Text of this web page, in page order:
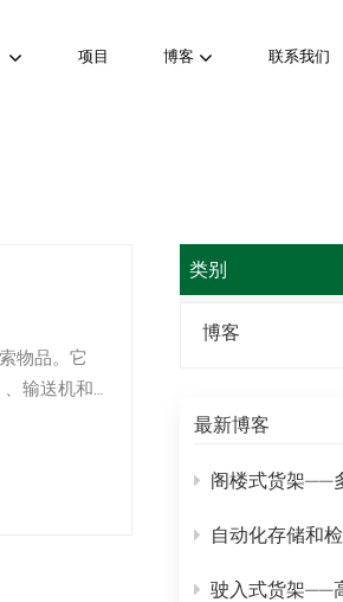
项目 博客 联系我们
类别
博客
最新博客
阁楼式货架——多
自动化存储和检索系
驶入式货架——高